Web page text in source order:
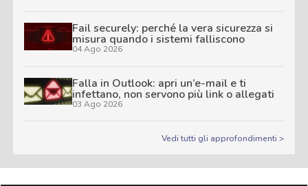
Fail securely: perché la vera sicurezza si
misura quando i sistemi falliscono
04 Ago 2026
Falla in Outlook: apri un’e-mail e ti
infettano, non servono più link o allegati
03 Ago 2026
Vedi tutti gli approfondimenti >